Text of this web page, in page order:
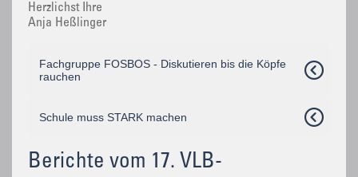
Herzlichst Ihre
Anja Heßlinger
Fachgruppe FOSBOS - Diskutieren bis die Köpfe
rauchen
Schule muss STARK machen
Berichte vom 17. VLB-